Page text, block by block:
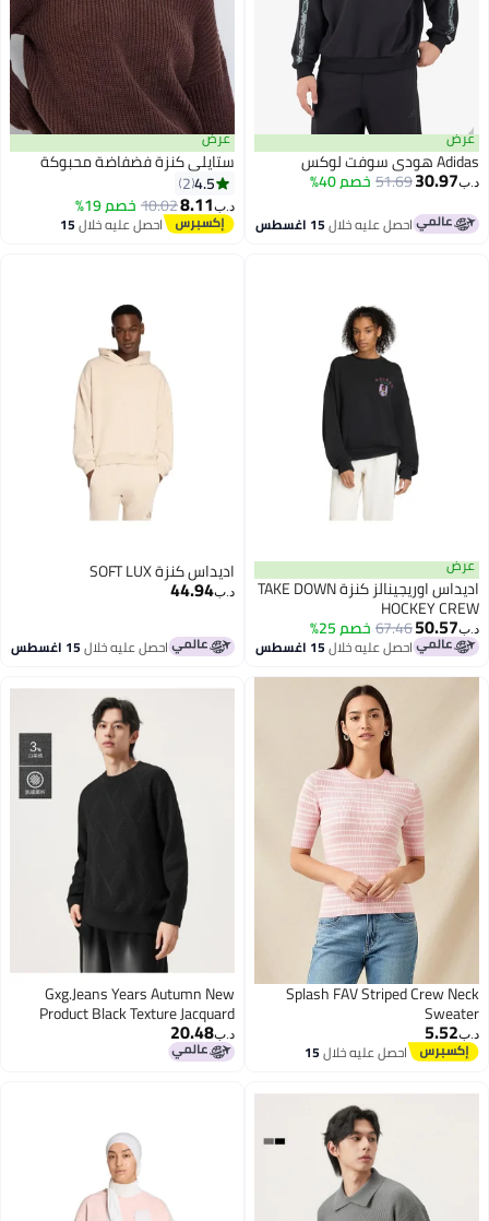
عرض
Adidas هودي سوفت لوكس
د.ب‏30.97
51.69خصم 40%
احصل عليه خلال15 اغسطس 2
عرض
ستايلي كنزة فضفاضة محبوكة
4.5
2
د.ب‏8.11
10.02خصم 19%
احصل عليه خلال15
عرض
اديداس اوريجينالز كنزة TAKE DOWN
HOCKEY CREW
د.ب‏50.57
67.46خصم 25%
احصل عليه خلال15 اغسطس
اديداس كنزة SOFT LUX
د.ب‏44.94
احصل عليه خلال15 اغسطس
Splash FAV Striped Crew Neck
Sweater
د.ب‏5.52
احصل عليه خلال15
Gxg.Jeans Years Autumn New
Product Black Texture Jacquard
Cashmere Blend Loose Round
Neck Sweater
د.ب‏20.48